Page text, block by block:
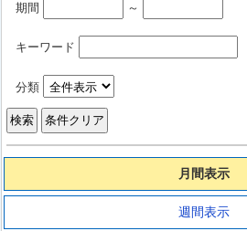
期間 ～
キーワード
分類
月間表示
週間表示